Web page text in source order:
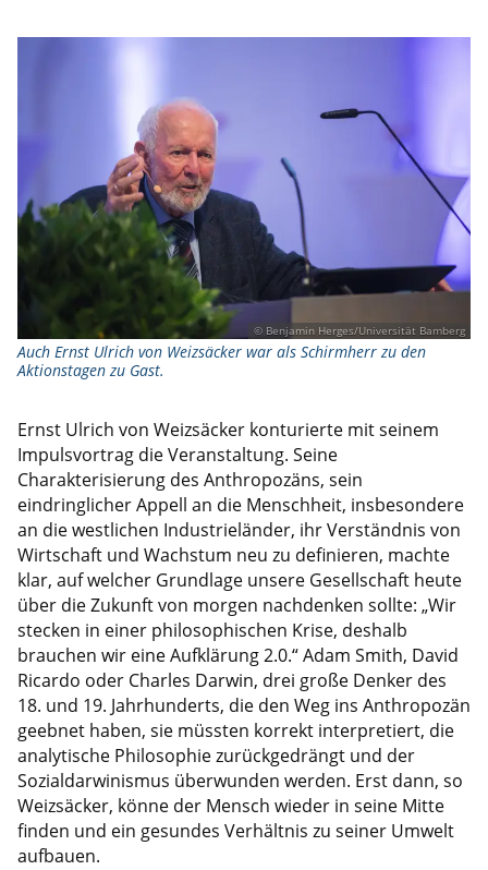
© Benjamin Herges/Universität Bamberg
Auch Ernst Ulrich von Weizsäcker war als Schirmherr zu den
Aktionstagen zu Gast.
Ernst Ulrich von Weizsäcker konturierte mit seinem
Impulsvortrag die Veranstaltung. Seine
Charakterisierung des Anthropozäns, sein
eindringlicher Appell an die Menschheit, insbesondere
an die westlichen Industrieländer, ihr Verständnis von
Wirtschaft und Wachstum neu zu definieren, machte
klar, auf welcher Grundlage unsere Gesellschaft heute
über die Zukunft von morgen nachdenken sollte: „Wir
stecken in einer philosophischen Krise, deshalb
brauchen wir eine Aufklärung 2.0.“ Adam Smith, David
Ricardo oder Charles Darwin, drei große Denker des
18. und 19. Jahrhunderts, die den Weg ins Anthropozän
geebnet haben, sie müssten korrekt interpretiert, die
analytische Philosophie zurückgedrängt und der
Sozialdarwinismus überwunden werden. Erst dann, so
Weizsäcker, könne der Mensch wieder in seine Mitte
finden und ein gesundes Verhältnis zu seiner Umwelt
aufbauen.